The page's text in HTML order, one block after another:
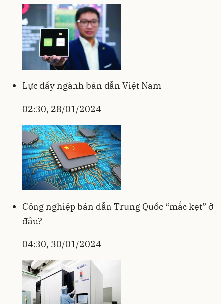
Lực đẩy ngành bán dẫn Việt Nam
02:30, 28/01/2024
Công nghiệp bán dẫn Trung Quốc “mắc kẹt” ở
đâu?
04:30, 30/01/2024